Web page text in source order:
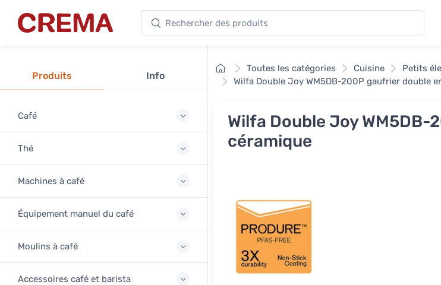
Crema Rechercher des produits
Produits Info
Café
Thé
Machines à café
Équipement manuel du café
Moulins à café
Accessoires café et barista
AccueilToutes les catégories Cuisine Petits
Wilfa Double Joy WM5DB-200P gaufrier double
Wilfa Double Joy
céramique